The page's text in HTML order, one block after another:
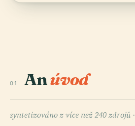
01 Anúvod
syntetizováno z více než 240 zdrojů ·